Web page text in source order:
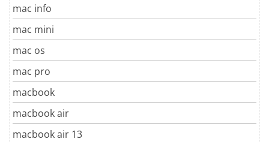
mac info
mac mini
mac os
mac pro
macbook
macbook air
macbook air 13